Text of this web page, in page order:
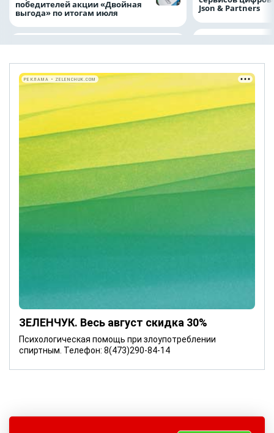
победителей акции «Двойная
выгода» по итогам июля Json & Partners
ЗЕЛЕНЧУК. Весь август скидка 30%
Психологическая помощь при злоупотреблении
спиртным. Телефон: 8(473)290-84-14
РЕКЛАМА • ZELENCHUK.COM